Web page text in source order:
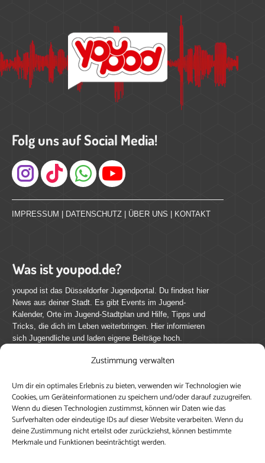
Zustimmung verwalten
Um dir ein optimales Erlebnis zu bieten, verwenden wir Technologien wie
Cookies, um Geräteinformationen zu speichern und/oder darauf zuzugreifen.
Wenn du diesen Technologien zustimmst, können wir Daten wie das
Surfverhalten oder eindeutige IDs auf dieser Website verarbeiten. Wenn du
deine Zustimmung nicht erteilst oder zurückziehst, können bestimmte
Merkmale und Funktionen beeinträchtigt werden.
Folg uns auf Social Media!
Instagram
IMPRESSUM DATENSCHUTZ ÜBER UNS KONTAKT
Was ist youpod.de?
youpod ist das Düsseldorfer Jugendportal. Du findest hier
News aus deiner Stadt. Es gibt Events im Jugend-
Kalender, Orte im Jugend-Stadtplan und Hilfe, Tipps und
Tricks, die dich im Leben weiterbringen. Hier informieren
sich Jugendliche und laden eigene Beiträge hoch.
youpod.de lebt von Menschen wie dir. Sammel
journalistische Erfahrung, teile deine Perspektive und
veröffentliche deine Beiträge auf youpod.de.Du musst
dich anmelden, um alle Funktionen nutzen zu können, ein
Profil anzulegen, eigene Beiträge hochzuladen und zu